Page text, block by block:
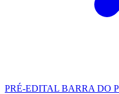
PRÉ-EDITAL BARRA DO